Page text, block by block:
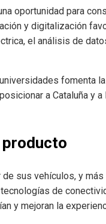
oportunidad para
y digitalización
el análisis de
fomenta
a Cataluña y
producto
sus vehículos, y
de
y mejoran la